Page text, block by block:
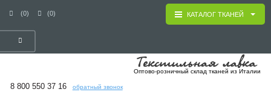
(0) (0)
Оптово-розничный склад тканей из Италии
8 800 550 37 16 обратный звонок
КАТАЛОГ ТКАНЕЙ